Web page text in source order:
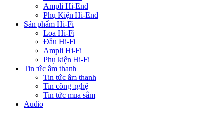
Ampli Hi-End
Phụ Kiện Hi-End
Sản phẩm Hi-Fi
Loa Hi-Fi
Đầu Hi-Fi
Ampli Hi-Fi
Phụ kiện Hi-Fi
Tin tức âm thanh
Tin tức âm thanh
Tin công nghệ
Tin tức mua sắm
Audio